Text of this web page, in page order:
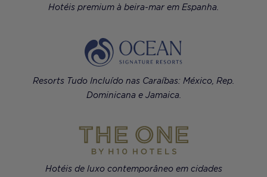
Hotéis premium à beira-mar em Espanha.
Resorts Tudo Incluído nas Caraíbas: México, Rep.
Dominicana e Jamaica.
Hotéis de luxo contemporâneo em cidades